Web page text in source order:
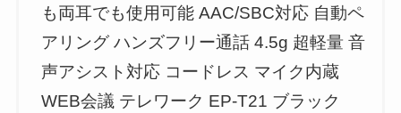
も両耳でも使用可能 AAC/SBC対応 自動ペ
アリング ハンズフリー通話 4.5g 超軽量 音
声アシスト対応 コードレス マイク内蔵
WEB会議 テレワーク EP-T21 ブラック